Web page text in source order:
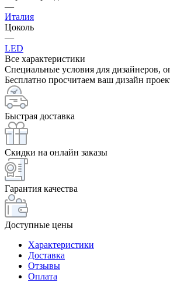
—
Италия
Цоколь
—
LED
Все характеристики
Специальные условия для дизайнеров,
Бесплатно просчитаем ваш дизайн
Быстрая доставка
Скидки на онлайн заказы
Гарантия качества
Доступные цены
Характеристики
Доставка
Отзывы
Оплата